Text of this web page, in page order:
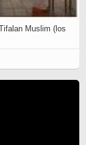
Muslim (los